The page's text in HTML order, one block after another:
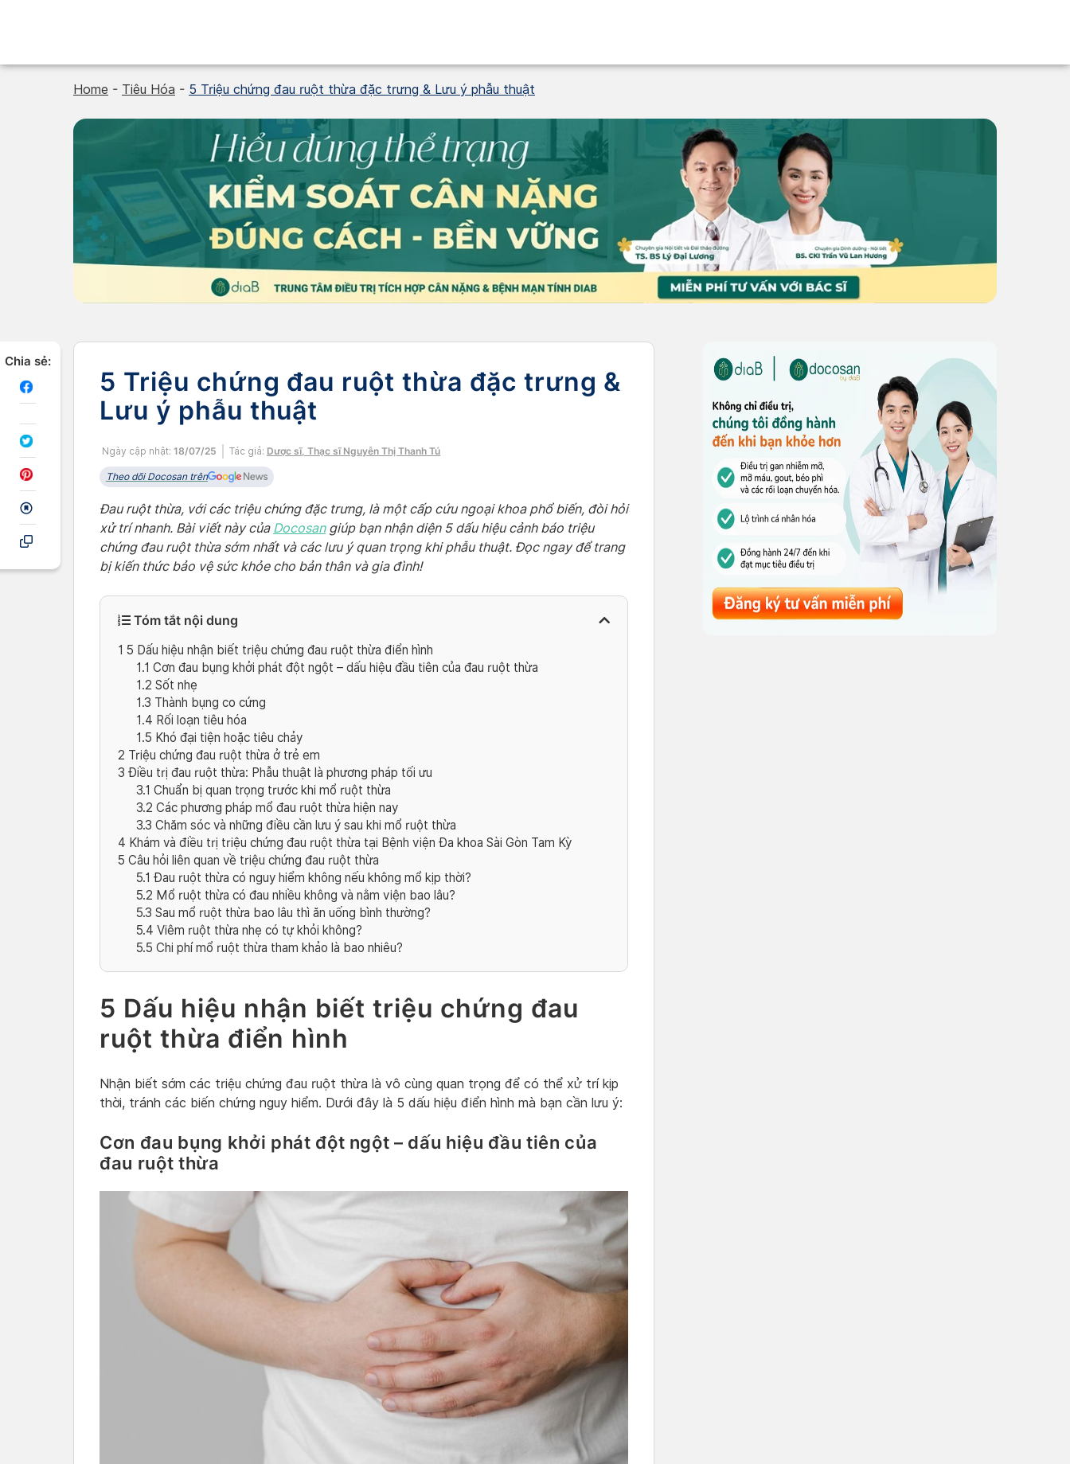
Home - Tiêu Hóa - 5 Triệu chứng đau ruột thừa đặc trưng & Lưu ý phẫu thuật
Chia sẻ:
5 Triệu chứng đau ruột thừa đặc trưng &
Lưu ý phẫu thuật
Ngày cập nhật: 18/07/25 Tác giả: Dược sĩ, Thạc sĩ Nguyễn Thị Thanh Tú
Theo dõi Docosan trên
Đau ruột thừa, với các triệu chứng đặc trưng, là một cấp cứu ngoại khoa phổ biến, đòi hỏi
xử trí nhanh. Bài viết này của Docosangiúp bạn nhận diện 5 dấu hiệu cảnh báo triệu
chứng đau ruột thừa sớm nhất và các lưu ý quan trọng khi phẫu thuật. Đọc ngay để trang
bị kiến thức bảo vệ sức khỏe cho bản thân và gia đình!
Tóm tắt nội dung
1 5 Dấu hiệu nhận biết triệu chứng đau ruột thừa điển hình
1.1 Cơn đau bụng khởi phát đột ngột – dấu hiệu đầu tiên của đau ruột thừa
1.2 Sốt nhẹ
1.3 Thành bụng co cứng
1.4 Rối loạn tiêu hóa
1.5 Khó đại tiện hoặc tiêu chảy
2 Triệu chứng đau ruột thừa ở trẻ em
3 Điều trị đau ruột thừa: Phẫu thuật là phương pháp tối ưu
3.1 Chuẩn bị quan trọng trước khi mổ ruột thừa
3.2 Các phương pháp mổ đau ruột thừa hiện nay
3.3 Chăm sóc và những điều cần lưu ý sau khi mổ ruột thừa
4 Khám và điều trị triệu chứng đau ruột thừa tại Bệnh viện Đa khoa Sài Gòn Tam Kỳ
5 Câu hỏi liên quan về triệu chứng đau ruột thừa
5.1 Đau ruột thừa có nguy hiểm không nếu không mổ kịp thời?
5.2 Mổ ruột thừa có đau nhiều không và nằm viện bao lâu?
5.3 Sau mổ ruột thừa bao lâu thì ăn uống bình thường?
5.4 Viêm ruột thừa nhẹ có tự khỏi không?
5.5 Chi phí mổ ruột thừa tham khảo là bao nhiêu?
5 Dấu hiệu nhận biết triệu chứng đau
ruột thừa điển hình
Nhận biết sớm các triệu chứng đau ruột thừa là vô cùng quan trọng để có thể xử trí kịp
thời, tránh các biến chứng nguy hiểm. Dưới đây là 5 dấu hiệu điển hình mà bạn cần lưu ý:
Cơn đau bụng khởi phát đột ngột – dấu hiệu đầu tiên của
đau ruột thừa